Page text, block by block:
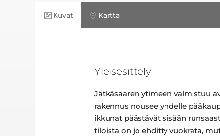
Kuvat Kartta
Yleisesittely
Jätkäsaaren ytimeen valmistuu
rakennus nousee yhdelle
ikkunat päästävät sisään
tiloista on jo ehditty vuokrata,